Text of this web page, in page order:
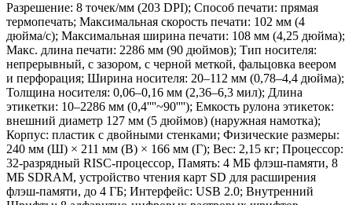
Разрешение: 8 точек/мм (203 DPI); Способ печати: прямая
термопечать; Максимальная скорость печати: 102 мм (4
дюйма/с); Максимальная ширина печати: 108 мм (4,25 дюйма);
Макс. длина печати: 2286 мм (90 дюймов); Тип носителя:
непрерывный, с зазором, с черной меткой, фальцовка веером
и перфорация; Ширина носителя: 20–112 мм (0,78–4,4 дюйма);
Толщина носителя: 0,06–0,16 мм (2,36–6,3 мил); Длина
этикетки: 10–2286 мм (0,4''''~90''''); Емкость рулона этикеток:
внешний диаметр 127 мм (5 дюймов) (наружная намотка);
Корпус: пластик с двойными стенками; Физические размеры:
240 мм (Ш) × 211 мм (В) × 166 мм (Г); Вес: 2,15 кг; Процессор:
32-разрядный RISC-процессор, Память: 4 МБ флэш-памяти, 8
МБ SDRAM, устройство чтения карт SD для расширения
флэш-памяти, до 4 ГБ; Интерфейс: USB 2.0; Внутренний